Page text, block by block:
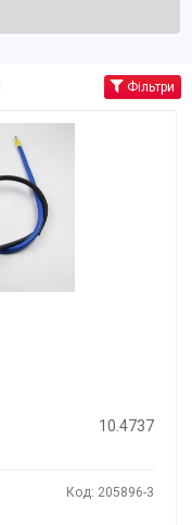
Фільтри
10.4737
Код: 205896-3